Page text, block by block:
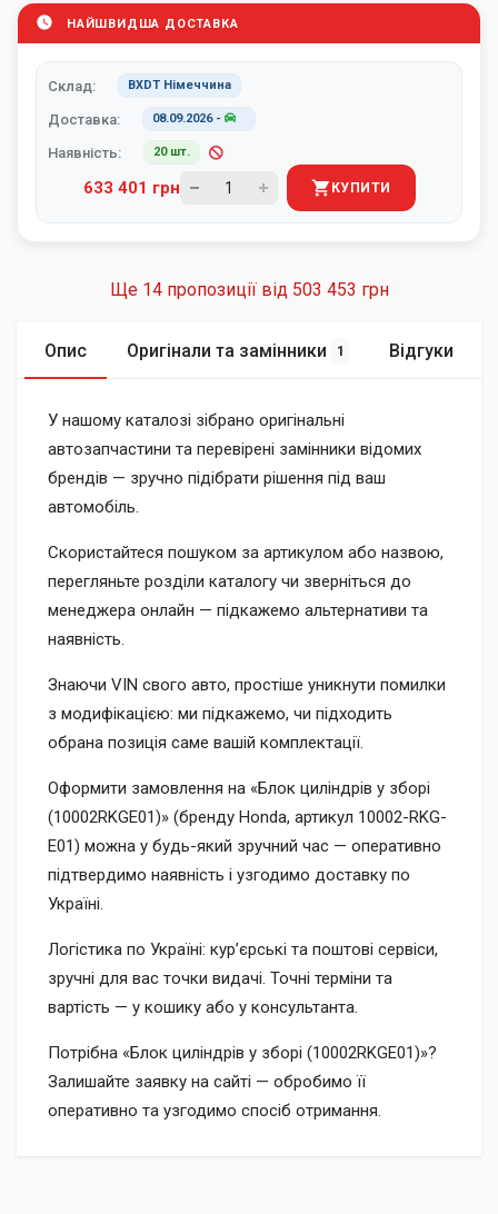
НАЙШВИДША ДОСТАВКА
Склад: BXDT Німеччина
Доставка: 08.09.2026-
Наявність: 20 шт.
633 401 грн КУПИТИ
Ще 14 пропозиції від 503 453 грн
Опис Оригінали та замінники 1 Відгуки
У нашому каталозі зібрано оригінальні
автозапчастини та перевірені замінники відомих
брендів — зручно підібрати рішення під ваш
автомобіль.
Скористайтеся пошуком за артикулом або назвою,
перегляньте розділи каталогу чи зверніться до
менеджера онлайн — підкажемо альтернативи та
наявність.
Знаючи VIN свого авто, простіше уникнути помилки
з модифікацією: ми підкажемо, чи підходить
обрана позиція саме вашій комплектації.
Оформити замовлення на «Блок циліндрів у зборі
(10002RKGE01)» (бренду Honda, артикул 10002-RKG-
E01) можна у будь-який зручний час — оперативно
підтвердимо наявність і узгодимо доставку по
Україні.
Логістика по Україні: кур’єрські та поштові сервіси,
зручні для вас точки видачі. Точні терміни та
вартість — у кошику або у консультанта.
Потрібна «Блок циліндрів у зборі (10002RKGE01)»?
Залишайте заявку на сайті — обробимо її
оперативно та узгодимо спосіб отримання.